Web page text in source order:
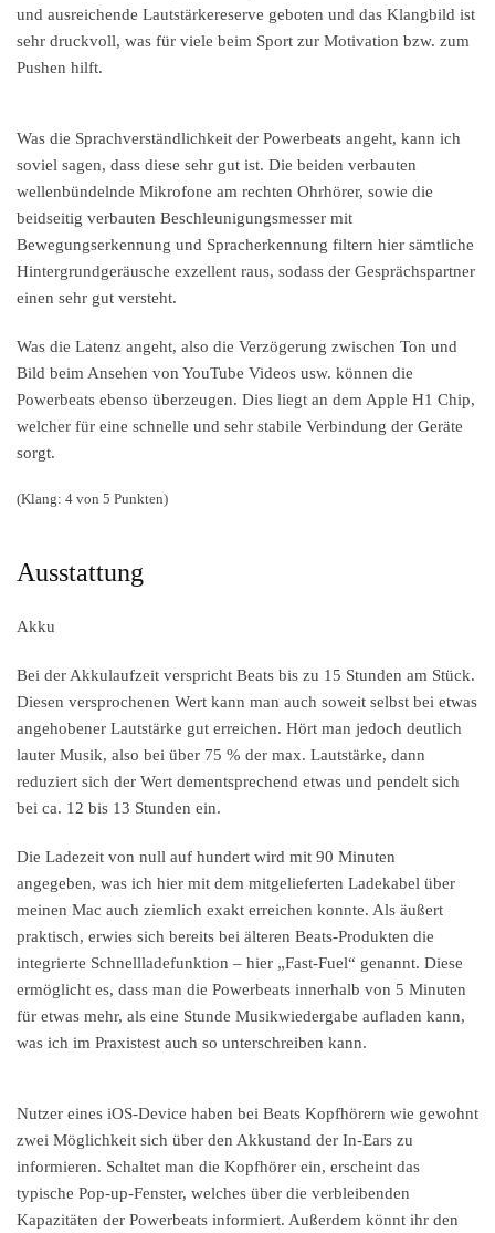
und ausreichende Lautstärkereserve geboten und das Klangbild ist
sehr druckvoll, was für viele beim Sport zur Motivation bzw. zum
Pushen hilft.
Was die Sprachverständlichkeit der Powerbeats angeht, kann ich
soviel sagen, dass diese sehr gut ist. Die beiden verbauten
wellenbündelnde Mikrofone am rechten Ohrhörer, sowie die
beidseitig verbauten Beschleunigungsmesser mit
Bewegungserkennung und Spracherkennung filtern hier sämtliche
Hintergrundgeräusche exzellent raus, sodass der Gesprächspartner
einen sehr gut versteht.
Was die Latenz angeht, also die Verzögerung zwischen Ton und
Bild beim Ansehen von YouTube Videos usw. können die
Powerbeats ebenso überzeugen. Dies liegt an dem Apple H1 Chip,
welcher für eine schnelle und sehr stabile Verbindung der Geräte
sorgt.
(Klang: 4 von 5 Punkten)
Ausstattung
Akku
Bei der Akkulaufzeit verspricht Beats bis zu 15 Stunden am Stück.
Diesen versprochenen Wert kann man auch soweit selbst bei etwas
angehobener Lautstärke gut erreichen. Hört man jedoch deutlich
lauter Musik, also bei über 75 % der max. Lautstärke, dann
reduziert sich der Wert dementsprechend etwas und pendelt sich
bei ca. 12 bis 13 Stunden ein.
Die Ladezeit von null auf hundert wird mit 90 Minuten
angegeben, was ich hier mit dem mitgelieferten Ladekabel über
meinen Mac auch ziemlich exakt erreichen konnte. Als äußert
praktisch, erwies sich bereits bei älteren Beats-Produkten die
integrierte Schnellladefunktion – hier „Fast-Fuel“ genannt. Diese
ermöglicht es, dass man die Powerbeats innerhalb von 5 Minuten
für etwas mehr, als eine Stunde Musikwiedergabe aufladen kann,
was ich im Praxistest auch so unterschreiben kann.
Nutzer eines iOS-Device haben bei Beats Kopfhörern wie gewohnt
zwei Möglichkeit sich über den Akkustand der In-Ears zu
informieren. Schaltet man die Kopfhörer ein, erscheint das
typische Pop-up-Fenster, welches über die verbleibenden
Kapazitäten der Powerbeats informiert. Außerdem könnt ihr den